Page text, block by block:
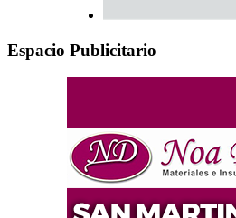
Espacio Publicitario